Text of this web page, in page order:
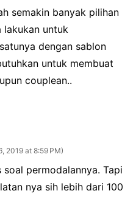
semakin banyak pilihan
untuk
dengan sablon
untuk membuat
couplean..
2019 at 8:59 PM
permodalannya. Tapi
nya sih lebih dari 100